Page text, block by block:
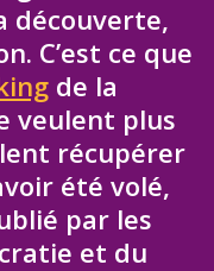
découverte,
C’est ce que
de la
veulent plus
récupérer
été volé,
par les
et du